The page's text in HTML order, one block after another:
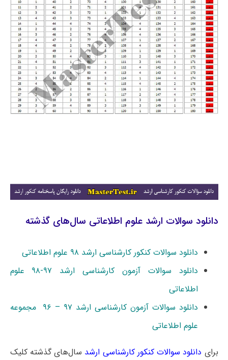
دانلود سوالات ارشد علوم اطلاعاتی سال‌های گذشته
دانلود سوالات کنکور کارشناسی ارشد ۹۸ علوم اطلاعاتی
دانلود سوالات آزمون کارشناسی ارشد ۹۷-۹۸ علوم
اطلاعاتی
دانلود سوالات آزمون کارشناسی ارشد ۹۷ – ۹۶ مجموعه
علوم اطلاعاتی
برای دانلود سوالات کنکور کارشناسی ارشد سال‌های گذشته کلیک